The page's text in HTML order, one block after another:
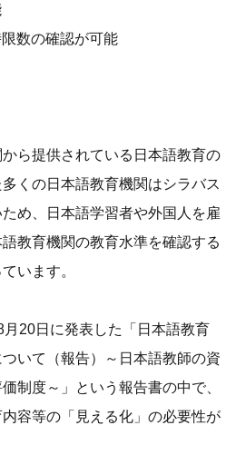
数の確認が可能
ら提供されている日本語教育の
くの日本語教育機関はシラバス
め、日本語学習者や外国人を雇
教育機関の教育水準を確認する
います。
20日に発表した「日本語教育
いて（報告）～日本語教師の資
制度～」という報告書の中で、
容等の「見える化」の必要性が